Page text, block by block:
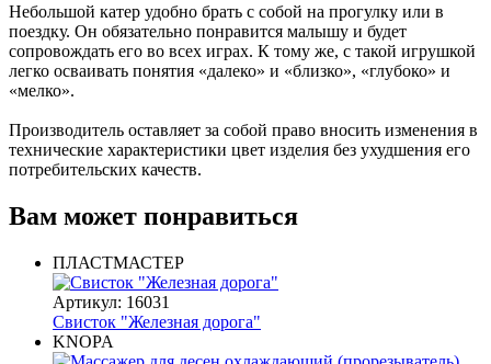
Небольшой катер удобно брать с собой на прогулку или в
поездку. Он обязательно понравится малышу и будет
сопровождать его во всех играх. К тому же, с такой игрушкой
легко осваивать понятия «далеко» и «близко», «глубоко» и
«мелко».
Производитель оставляет за собой право вносить изменения в
технические характеристики цвет изделия без ухудшения его
потребительских качеств.
Вам может понравиться
ПЛАСТМАСТЕР
Артикул: 16031
Свисток "Железная дорога"
KNOPA